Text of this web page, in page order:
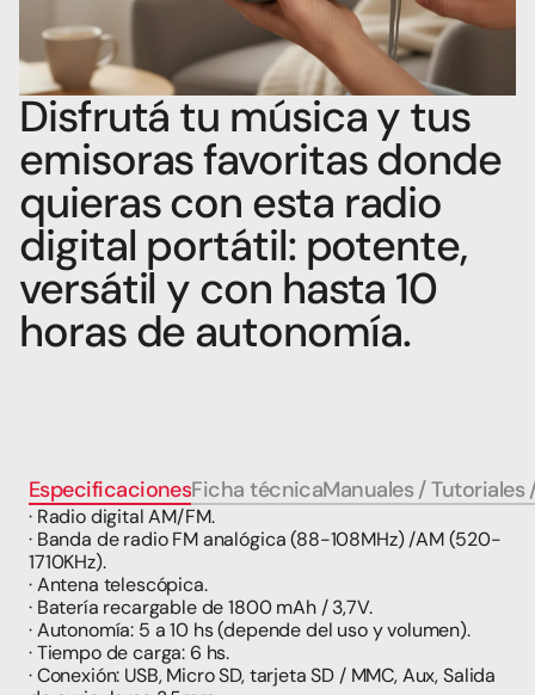
Disfrutá tu música y tus
emisoras favoritas donde
quieras con esta radio
digital portátil: potente,
versátil y con hasta 10
horas de autonomía.
EspecificacionesFicha técnicaManuales / Tutoriales
· Radio digital AM/FM.
· Banda de radio FM analógica (88-108MHz) /AM (520-
1710KHz).
· Antena telescópica.
· Batería recargable de 1800 mAh / 3,7V.
· Autonomía: 5 a 10 hs (depende del uso y volumen).
· Tiempo de carga: 6 hs.
· Conexión: USB, Micro SD, tarjeta SD / MMC, Aux, Salida